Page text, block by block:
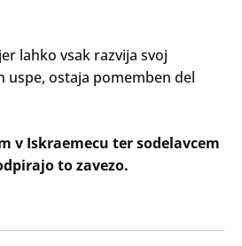
lahko vsak razvija svoj
uspe, ostaja pomemben del
v Iskraemecu ter sodelavcem
to zavezo.